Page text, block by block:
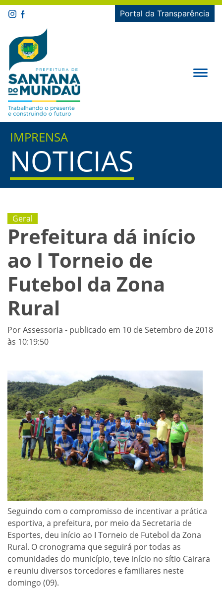
Portal da Transparência
IMPRENSA
NOTICIAS
Geral
Prefeitura dá início
ao I Torneio de
Futebol da Zona
Rural
Por Assessoria - publicado em 10 de Setembro de 2018
às 10:19:50
Seguindo com o compromisso de incentivar a prática
esportiva, a prefeitura, por meio da Secretaria de
Esportes, deu início ao I Torneio de Futebol da Zona
Rural. O cronograma que seguirá por todas as
comunidades do município, teve início no sítio Cairara
e reuniu diversos torcedores e familiares neste
domingo (09).